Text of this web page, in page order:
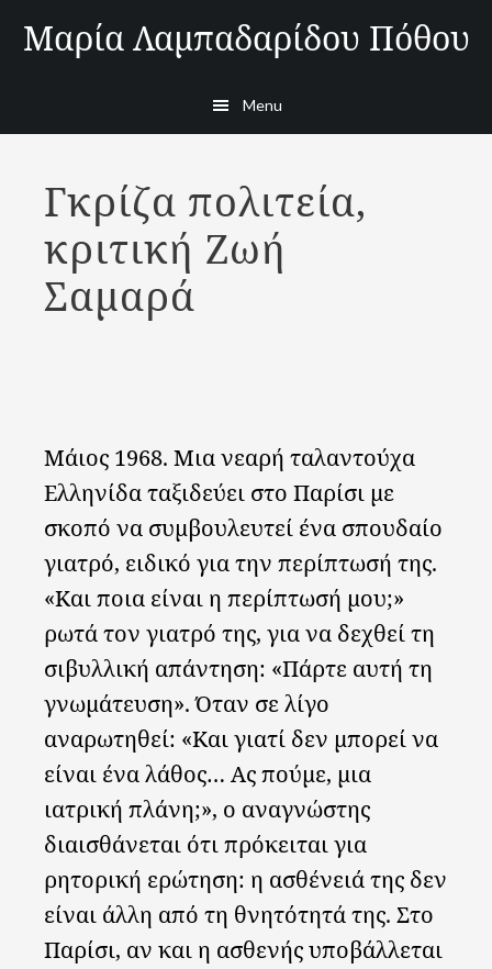
Μαρία Λαμπαδαρίδου Πόθου
Menu
Γκρίζα πολιτεία,
κριτική Ζωή
Σαμαρά
Μάιος 1968. Μια νεαρή ταλαντούχα
Ελληνίδα ταξιδεύει στο Παρίσι με
σκοπό να συμβουλευτεί ένα σπουδαίο
γιατρό, ειδικό για την περίπτωσή της.
«Και ποια είναι η περίπτωσή μου;»
ρωτά τον γιατρό της, για να δεχθεί τη
σιβυλλική απάντηση: «Πάρτε αυτή τη
γνωμάτευση». Όταν σε λίγο
αναρωτηθεί: «Και γιατί δεν μπορεί να
είναι ένα λάθος… Ας πούμε, μια
ιατρική πλάνη;», ο αναγνώστης
διαισθάνεται ότι πρόκειται για
ρητορική ερώτηση: η ασθένειά της δεν
είναι άλλη από τη θνητότητά της. Στο
Παρίσι, αν και η ασθενής υποβάλλεται